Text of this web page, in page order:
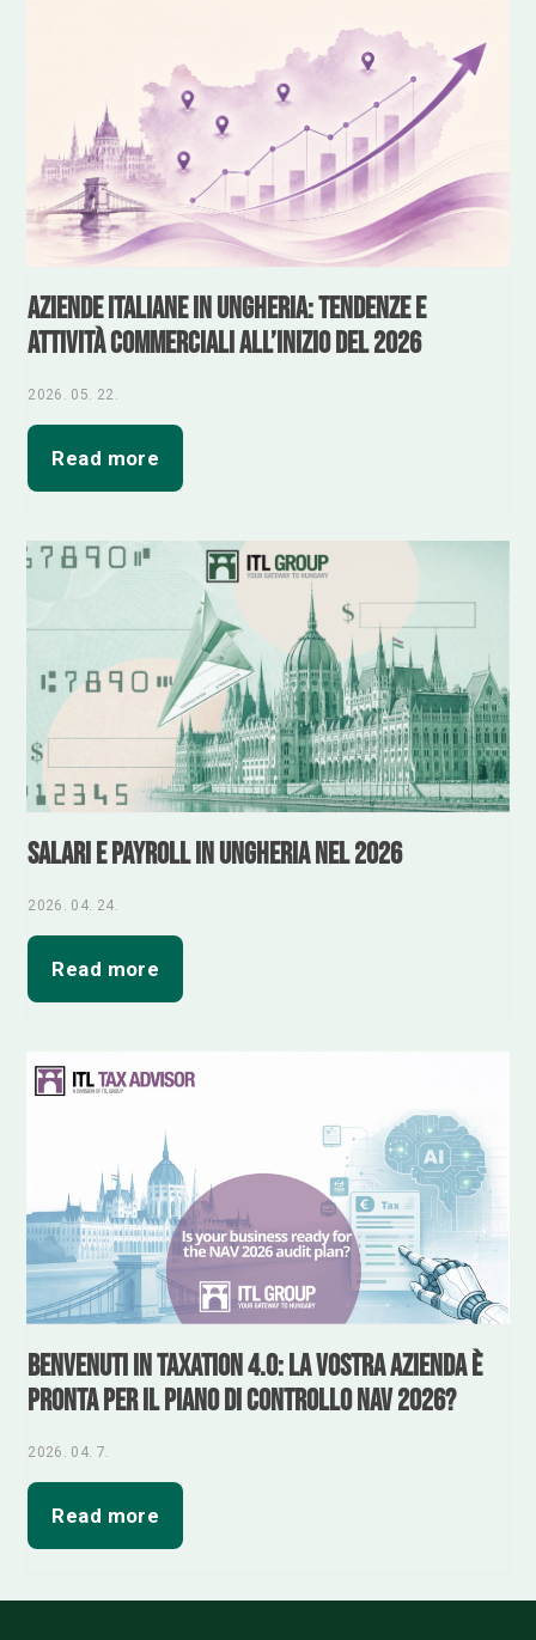
Aziende italiane in Ungheria: tendenze e
attività commerciali all’inizio del 2026
2026. 05. 22.
Read more
Salari e payroll in Ungheria nel 2026
2026. 04. 24.
Read more
Benvenuti in Taxation 4.0: la vostra azienda è
pronta per il piano di controllo NAV 2026?
2026. 04. 7.
Read more